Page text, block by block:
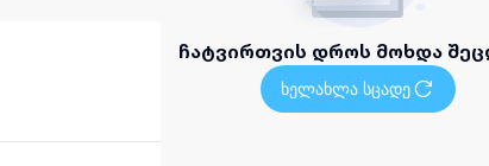
ჩატვირთვის დროს მოხდა
ხელახლა სცადე